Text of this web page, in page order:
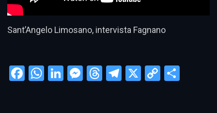
Sant’Angelo Limosano, intervista Fagnano
Facebook
WhatsApp
LinkedIn
Messenger
Threads
Telegram
X
Copy